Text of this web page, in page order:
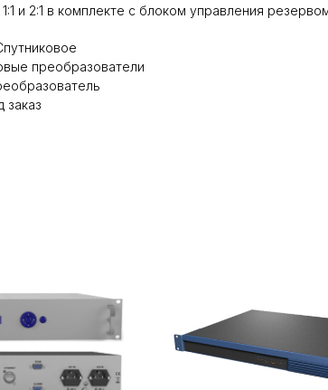
и 2:1 в комплекте с блоком управления
преобразователи
заказ